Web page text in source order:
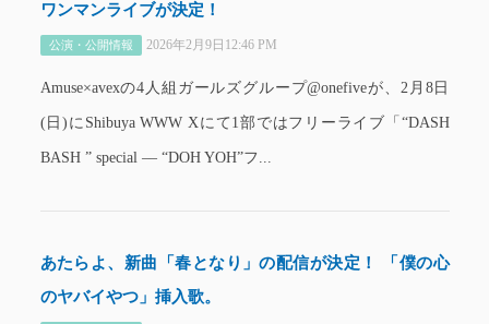
ワンマンライブが決定！
公演・公開情報 2026年2月9日12:46 PM
Amuse×avexの4人組ガールズグループ@onefiveが、2月8日
(日)にShibuya WWW Xにて1部ではフリーライブ「“DASH
BASH ” special ‒‒ “DOH YOH”フ...
あたらよ、新曲「春となり」の配信が決定！ 「僕の心
のヤバイやつ」挿入歌。